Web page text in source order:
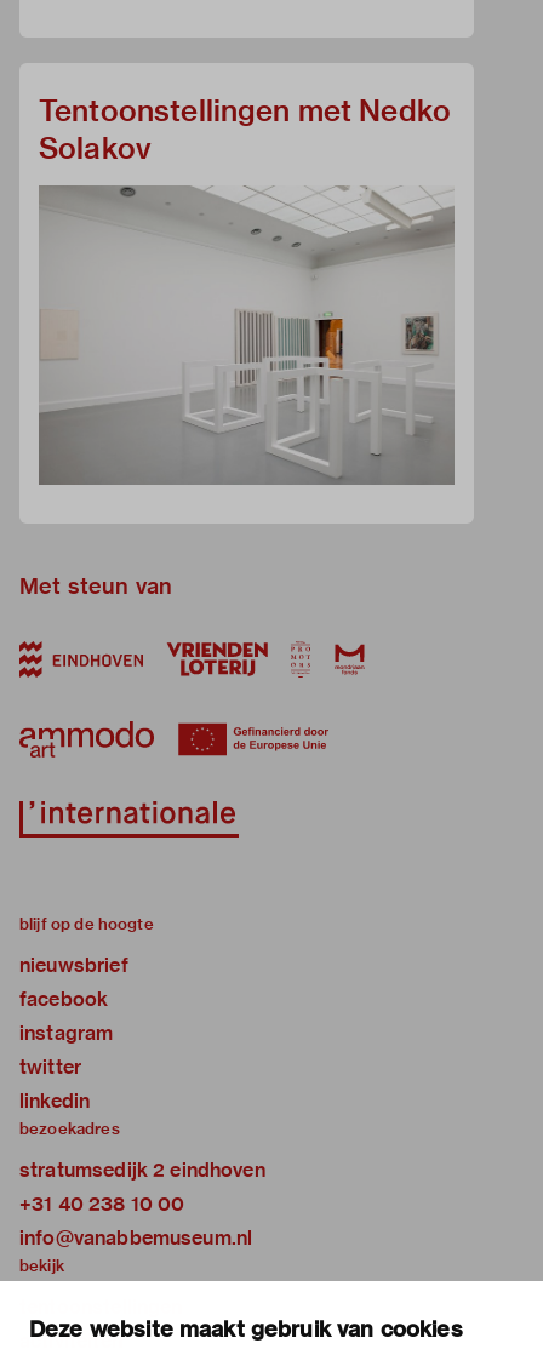
Deze website maakt gebruik van cookies
Tentoonstellingen met Nedko
Solakov
Met steun van
blijf op de hoogte
nieuwsbrief
facebook
instagram
twitter
linkedin
bezoekadres
stratumsedijk 2 eindhoven
+31 40 238 10 00
info@vanabbemuseum.nl
bekijk
activiteiten